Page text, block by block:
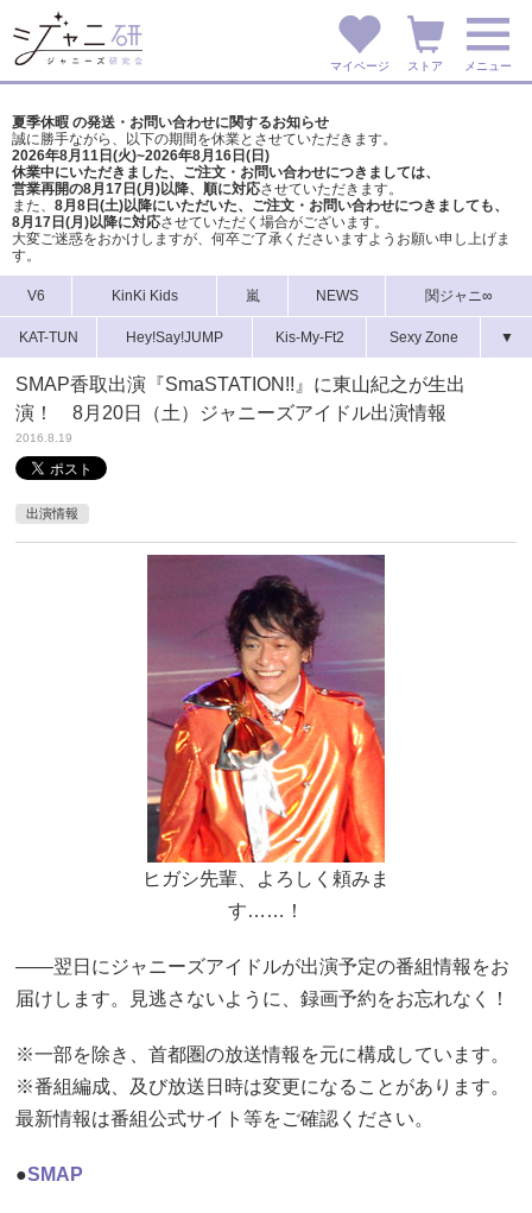
マイページ ストア メニュー
夏季休暇 の発送・お問い合わせに関するお知らせ
誠に勝手ながら、以下の期間を休業とさせていただきます。
2026年8月11日(火)~2026年8月16日(日)
休業中にいただきました、ご注文・お問い合わせにつきましては、
営業再開の8月17日(月)以降、順に対応させていただきます。
また、 8月8日(土)以降にいただいた、ご注文・ お問い合わせにつきましても、
8月17日(月)以降に対応させていただく場合がございます。
大変ご迷惑をおかけしますが、 何卒ご了承くださいますようお願い申し上げま
す。
V6 KinKi Kids 嵐 NEWS 関ジャニ∞
KAT-TUN Hey!Say!JUMP Kis-My-Ft2 Sexy Zone ▼
SMAP香取出演『SmaSTATION!!』に東山紀之が生出
演！ 8月20日（土）ジャニーズアイドル出演情報
2016.8.19
出演情報
ヒガシ先輩、よろしく頼みま
す……！
――翌日にジャニーズアイドルが出演予定の番組情報をお
届けします。見逃さないように、録画予約をお忘れなく！
※一部を除き、首都圏の放送情報を元に構成しています。
※番組編成、及び放送日時は変更になることがあります。
最新情報は番組公式サイト等をご確認ください。
●SMAP